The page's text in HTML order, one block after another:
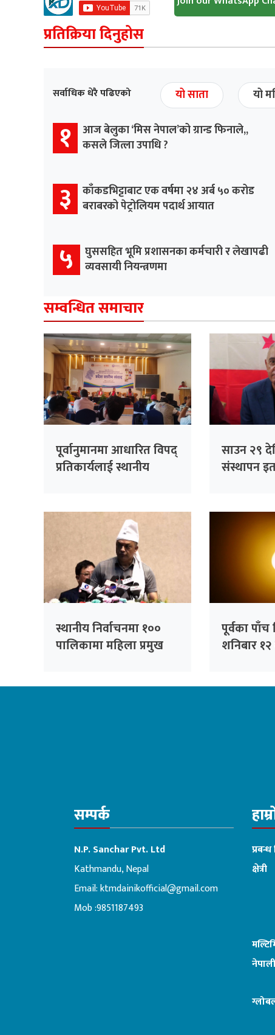
प्रतिक्रिया दिनुहोस
सर्वाधिक धेरै पढिएको यो साता यो
१ आज बेलुका ‘मिस नेपाल’को ग्रान्ड फिनाले,,
कसले जित्ला उपाधि ?
३ काँकडभिट्टाबाट एक वर्षमा २४ अर्ब ५० करोड
बराबरको पेट्रोलियम पदार्थ आयात
५ घुससहित भूमि प्रशासनका कर्मचारी र लेखापढी
व्यवसायी नियन्त्रणमा
सम्वन्धित समाचार
पूर्वानुमानमा आधारित विपद्
प्रतिकार्यलाई स्थानीय
साउन २९
संस्थापन
स्थानीय निर्वाचनमा १००
पालिकामा महिला प्रमुख
पूर्वका
शनिबार १२
सम्पर्क
N.P. Sanchar Pvt. Ltd
Kathmandu, Nepal
Email:ktmdainikofficial@gmail.com
Mob :9851187493
क्षेत्री
नेपाली